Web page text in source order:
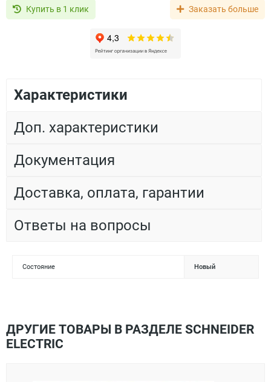
Купить в 1 клик Заказать больше
Характеристики
Доп. характеристики
Документация
Доставка, оплата, гарантии
Ответы на вопросы
Состояние Новый
ДРУГИЕ ТОВАРЫ В РАЗДЕЛЕ SCHNEIDER
ELECTRIC